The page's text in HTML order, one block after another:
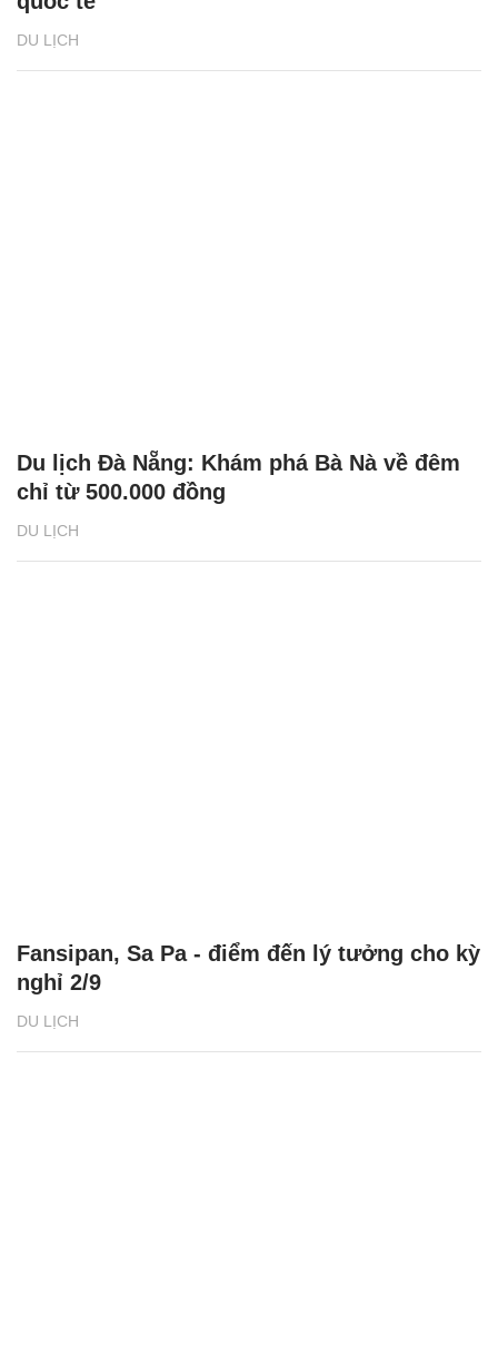
DU LỊCH
DU LỊCH
Du lịch Đà Nẵng: Khám phá Bà Nà về đêm
chỉ từ 500.000 đồng
DU LỊCH
Fansipan, Sa Pa - điểm đến lý tưởng cho kỳ
nghỉ 2/9